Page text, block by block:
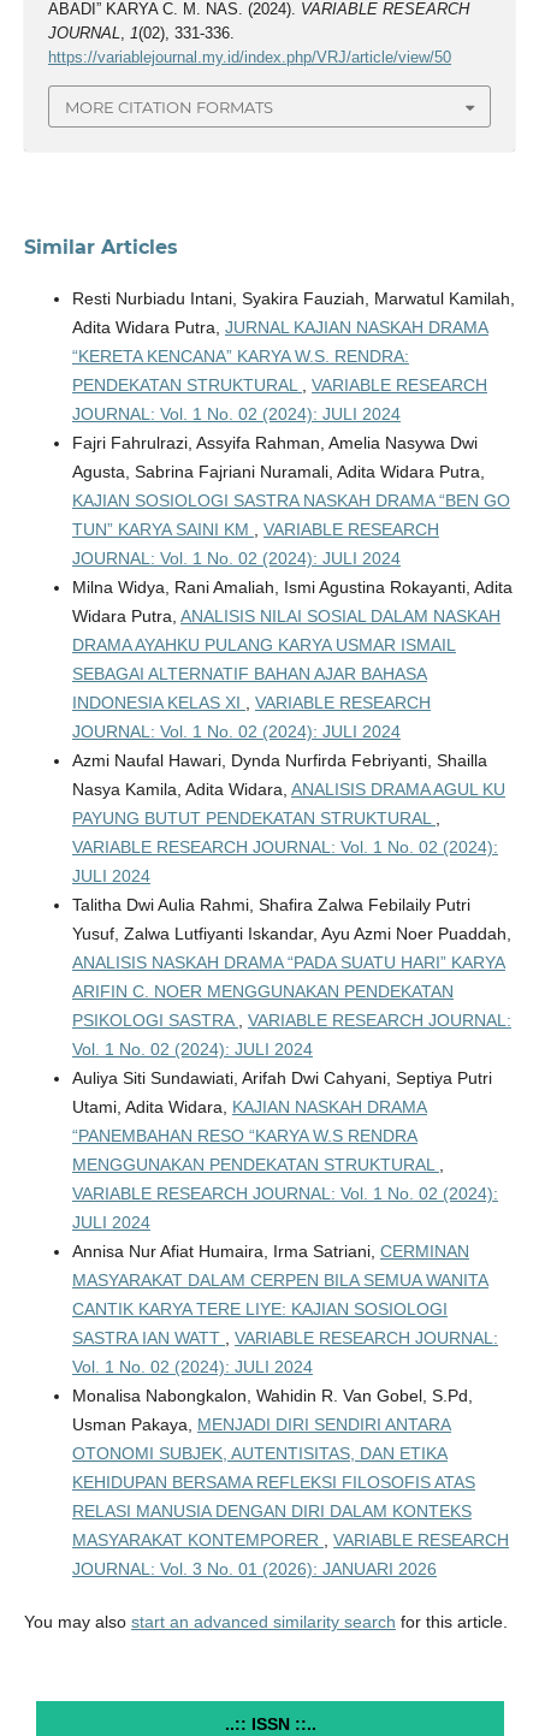
ABADI” KARYA C. M. NAS. (2024). VARIABLE RESEARCH
JOURNAL, 1(02), 331-336.
https://variablejournal.my.id/index.php/VRJ/article/view/50
MORE CITATION FORMATS
Similar Articles
Resti Nurbiadu Intani, Syakira Fauziah, Marwatul Kamilah,
Adita Widara Putra, JURNAL KAJIAN NASKAH DRAMA
“KERETA KENCANA” KARYA W.S. RENDRA:
PENDEKATAN STRUKTURAL
VARIABLE RESEARCH
JOURNAL: Vol. 1 No. 02 (2024): JULI 2024
Fajri Fahrulrazi, Assyifa Rahman, Amelia Nasywa Dwi
Agusta, Sabrina Fajriani Nuramali, Adita Widara Putra,
KAJIAN SOSIOLOGI SASTRA NASKAH DRAMA “BEN GO
TUN” KARYA SAINI KM
VARIABLE RESEARCH
JOURNAL: Vol. 1 No. 02 (2024): JULI 2024
Milna Widya, Rani Amaliah, Ismi Agustina Rokayanti, Adita
Widara Putra, ANALISIS NILAI SOSIAL DALAM NASKAH
DRAMA AYAHKU PULANG KARYA USMAR ISMAIL
SEBAGAI ALTERNATIF BAHAN AJAR BAHASA
INDONESIA KELAS XI
VARIABLE RESEARCH
JOURNAL: Vol. 1 No. 02 (2024): JULI 2024
Azmi Naufal Hawari, Dynda Nurfirda Febriyanti, Shailla
Nasya Kamila, Adita Widara, ANALISIS DRAMA AGUL KU
PAYUNG BUTUT PENDEKATAN STRUKTURAL
VARIABLE RESEARCH JOURNAL: Vol. 1 No. 02 (2024):
JULI 2024
Talitha Dwi Aulia Rahmi, Shafira Zalwa Febilaily Putri
Yusuf, Zalwa Lutfiyanti Iskandar, Ayu Azmi Noer Puaddah,
ANALISIS NASKAH DRAMA “PADA SUATU HARI” KARYA
ARIFIN C. NOER MENGGUNAKAN PENDEKATAN
PSIKOLOGI SASTRA
VARIABLE RESEARCH JOURNAL:
Vol. 1 No. 02 (2024): JULI 2024
Auliya Siti Sundawiati, Arifah Dwi Cahyani, Septiya Putri
Utami, Adita Widara, KAJIAN NASKAH DRAMA
“PANEMBAHAN RESO “KARYA W.S RENDRA
MENGGUNAKAN PENDEKATAN STRUKTURAL
VARIABLE RESEARCH JOURNAL: Vol. 1 No. 02 (2024):
JULI 2024
Annisa Nur Afiat Humaira, Irma Satriani, CERMINAN
MASYARAKAT DALAM CERPEN BILA SEMUA WANITA
CANTIK KARYA TERE LIYE: KAJIAN SOSIOLOGI
SASTRA IAN WATT
VARIABLE RESEARCH JOURNAL:
Vol. 1 No. 02 (2024): JULI 2024
Monalisa Nabongkalon, Wahidin R. Van Gobel, S.Pd,
Usman Pakaya, MENJADI DIRI SENDIRI ANTARA
OTONOMI SUBJEK, AUTENTISITAS, DAN ETIKA
KEHIDUPAN BERSAMA REFLEKSI FILOSOFIS ATAS
RELASI MANUSIA DENGAN DIRI DALAM KONTEKS
MASYARAKAT KONTEMPORER
VARIABLE RESEARCH
JOURNAL: Vol. 3 No. 01 (2026): JANUARI 2026
You may also start an advanced similarity search for this article.
..:: ISSN ::..